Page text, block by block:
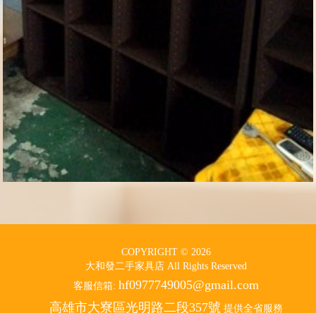
COPYRIGHT © 2026
大和發二手家具店 All Rights Reserved
客服信箱: hf0977749005@gmail.com
高雄市大寮區光明路二段357號提供全省服務